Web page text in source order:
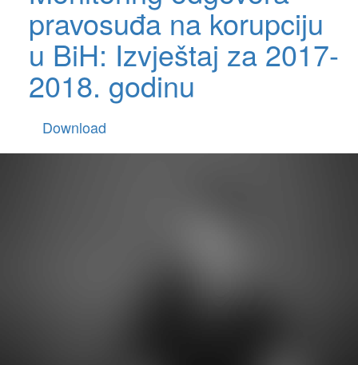
pravosuđa na korupciju
u BiH: Izvještaj za 2017-
2018. godinu
Download